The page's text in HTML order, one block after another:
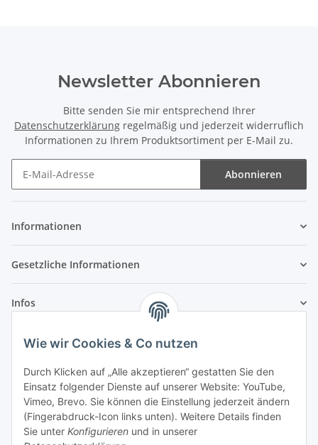
Wie wir Cookies & Co nutzen
Durch Klicken auf „Alle akzeptieren“ gestatten Sie den
Einsatz folgender Dienste auf unserer Website: YouTube,
Vimeo, Brevo. Sie können die Einstellung jederzeit ändern
(Fingerabdruck-Icon links unten). Weitere Details finden
Sie unter Konfigurieren und in unserer
Newsletter Abonnieren
Bitte senden Sie mir entsprechend Ihrer
Datenschutzerklärung regelmäßig und jederzeit widerruflich
Informationen zu Ihrem Produktsortiment per E-Mail zu.
Abonnieren
Informationen
Gesetzliche Informationen
Infos
Laden - Öffnungszeiten:
Montag 09:00Uhr bis
16:00 Uhr
Dienstag
09:00 Uhr bis
17:00 Uhr
Mittwoch
09:00 Uhr bis 16:00 Uhr
Donnerstag
09:00 Uhr bis
17:00 Uhr